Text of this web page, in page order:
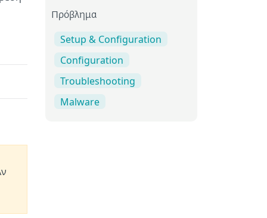
Πρόβλημα
Setup & Configuration
Configuration
Troubleshooting
Malware